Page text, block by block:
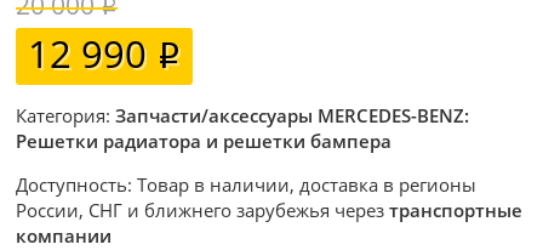
12 990
Категория:Запчасти/аксессуары MERCEDES-BENZ:
Решетки радиатора и решетки бампера
Доступность: Товар в наличии, доставка в регионы
России, СНГ и ближнего зарубежья черезтранспортные
компании